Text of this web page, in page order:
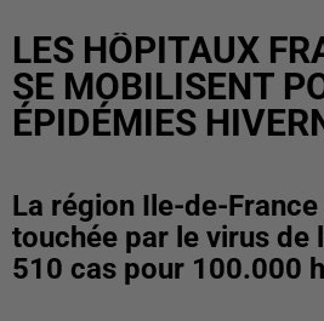
LES HÔPITAUX
SE MOBILISENT
ÉPIDÉMIES
La région Ile-de-
touchée par le virus de
510 cas pour 100.000